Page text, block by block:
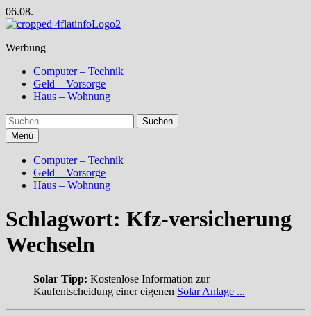
Zum
Inhalt
06.08.
Werbung
Computer – Technik
Geld – Vorsorge
Haus – Wohnung
Suchen
nach:
Menü
Computer – Technik
Geld – Vorsorge
Haus – Wohnung
Schlagwort: Kfz-versicherung
Wechseln
Solar Tipp: Kostenlose Information zur
Kaufentscheidung einer eigenen Solar Anlage ...